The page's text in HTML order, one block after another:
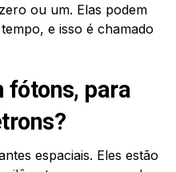
ou um. Elas podem
e isso é chamado
fótons, para
espaciais. Eles estão